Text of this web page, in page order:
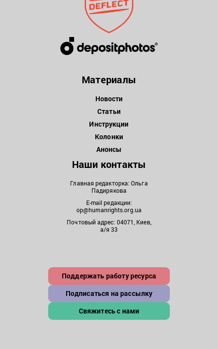
Материалы
Новости
Статьи
Инструкции
Колонки
Анонсы
Наши контакты
Главная редакторка: Ольга
Падирякова
E-mail редакции:
op@humanrights.org.ua
Почтовый адрес: 04071, Киев,
а/я 33
Поддержать работу ресурса
Подписаться на рассылку
Свяжитесь с нами